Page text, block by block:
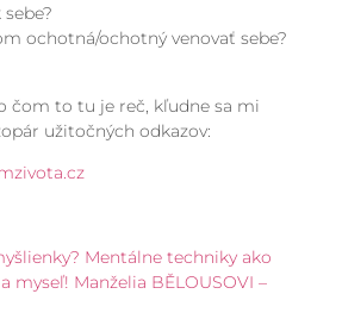
ochotná/ochotný venovať sebe?
čom to tu je reč, kľudne sa mi
užitočných odkazov:
Mentálne techniky ako
myseľ! Manželia BĚLOUSOVI –